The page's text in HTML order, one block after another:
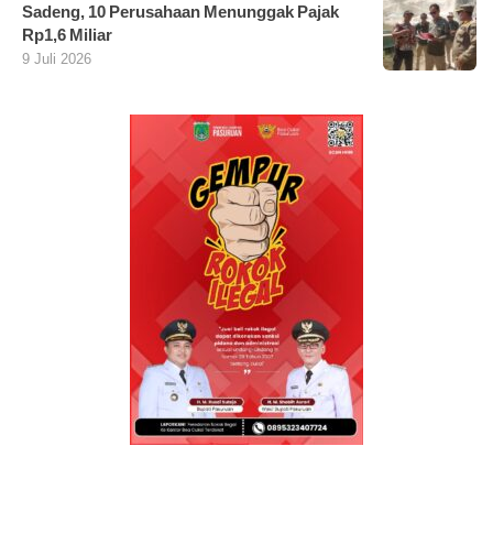
Sadeng, 10 Perusahaan Menunggak Pajak
Rp1,6 Miliar
9 Juli 2026